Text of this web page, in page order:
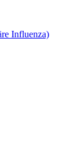
Influenza)